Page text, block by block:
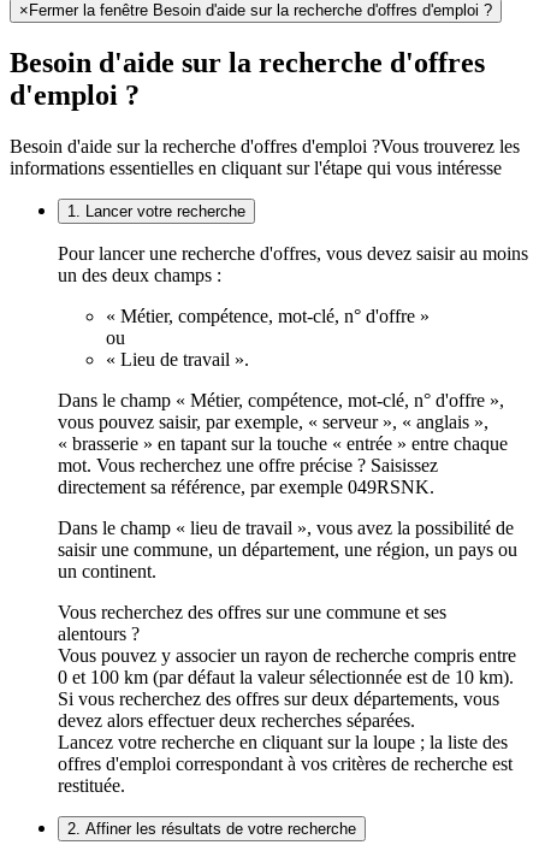
× Fermer la fenêtre Besoin d'aide sur la recherche d'offres d'emploi ?
Besoin d'aide sur la recherche d'offres
d'emploi ?
Besoin d'aide sur la recherche d'offres d'emploi ?Vous trouverez les
informations essentielles en cliquant sur l'étape qui vous intéresse
1. Lancer votre recherche
Pour lancer une recherche d'offres, vous devez saisir au moins
un des deux champs :
« Métier, compétence, mot-clé, n° d'offre »
ou
« Lieu de travail ».
Dans le champ « Métier, compétence, mot-clé, n° d'offre »,
vous pouvez saisir, par exemple, « serveur », « anglais »,
« brasserie » en tapant sur la touche « entrée » entre chaque
mot. Vous recherchez une offre précise ? Saisissez
directement sa référence, par exemple 049RSNK.
Dans le champ « lieu de travail », vous avez la possibilité de
saisir une commune, un département, une région, un pays ou
un continent.
Vous recherchez des offres sur une commune et ses
alentours ?
Vous pouvez y associer un rayon de recherche compris entre
0 et 100 km (par défaut la valeur sélectionnée est de 10 km).
Si vous recherchez des offres sur deux départements, vous
devez alors effectuer deux recherches séparées.
Lancez votre recherche en cliquant sur la loupe ; la liste des
offres d'emploi correspondant à vos critères de recherche est
restituée.
2. Affiner les résultats de votre recherche